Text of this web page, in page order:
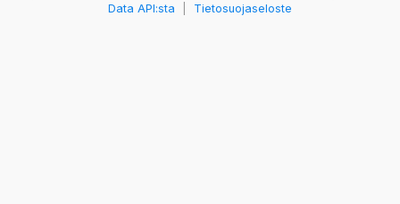
Data API:sta
Tietosuojaseloste